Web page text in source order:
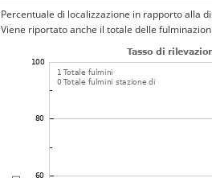
Percentuale di localizzazione in rapporto alla
Viene riportato anche il totale delle